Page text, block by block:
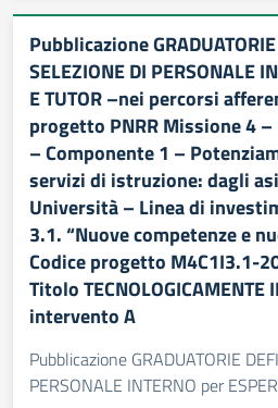
Pubblicazione
SELEZIONE DI PERSONALE
E TUTOR –nei percorsi
progetto PNRR Missione 4
– Componente 1 –
servizi di istruzione: dagli
Università – Linea di
3.1. “Nuove competenze e
Codice progetto M4C1I3.1-
Titolo TECNOLOGICAMENTE
intervento A
Pubblicazione GRADUATORIE
PERSONALE INTERNO per